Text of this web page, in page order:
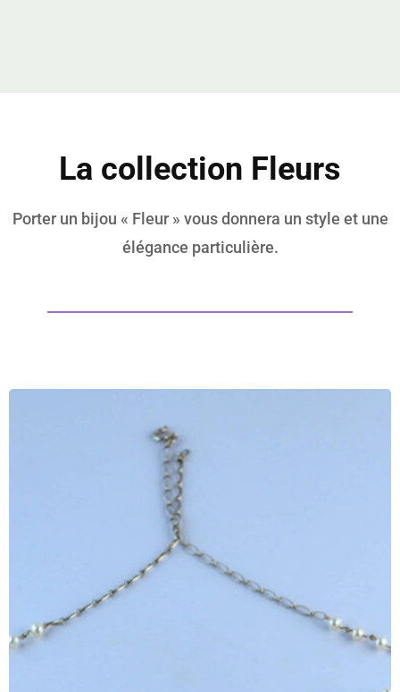
La collection Fleurs
Porter un bijou « Fleur » vous donnera un style et une
élégance particulière.